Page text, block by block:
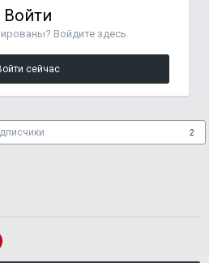
Войти
Войдите здесь.
сейчас
2